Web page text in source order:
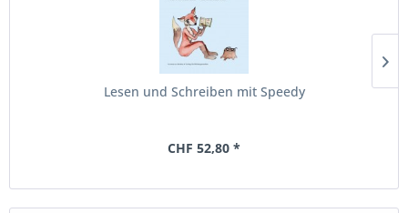
Lesen und Schreiben mit Speedy
CHF 52,80 *